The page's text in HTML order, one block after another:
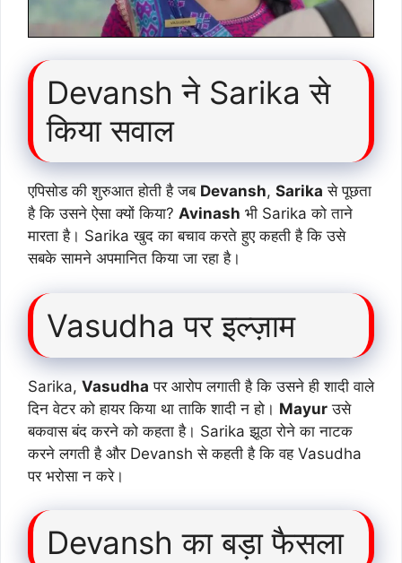
Devansh ने Sarika से
किया सवाल
एपिसोड की शुरुआत होती है जब Devansh, Sarika से पूछता
है कि उसने ऐसा क्यों किया? Avinash भी Sarika को ताने
मारता है। Sarika खुद का बचाव करते हुए कहती है कि उसे
सबके सामने अपमानित किया जा रहा है।
Vasudha पर इल्ज़ाम
Sarika, Vasudha पर आरोप लगाती है कि उसने ही शादी वाले
दिन वेटर को हायर किया था ताकि शादी न हो। Mayur उसे
बकवास बंद करने को कहता है। Sarika झूठा रोने का नाटक
करने लगती है और Devansh से कहती है कि वह Vasudha
पर भरोसा न करे।
Devansh का बड़ा फैसला